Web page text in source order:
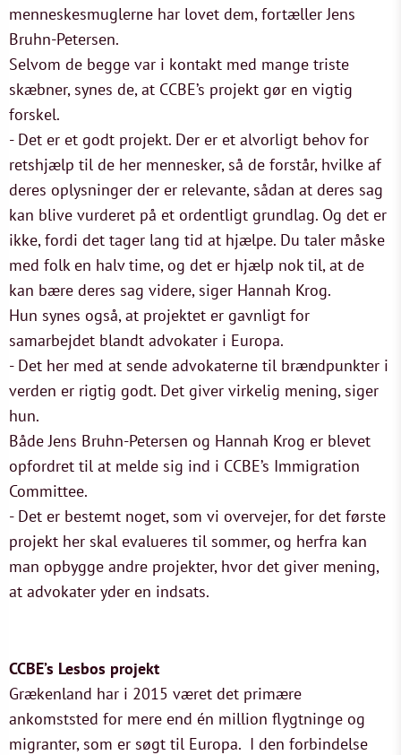
menneskesmuglerne har lovet dem, fortæller Jens
Bruhn-Petersen.
Selvom de begge var i kontakt med mange triste
skæbner, synes de, at CCBE’s projekt gør en vigtig
forskel.
- Det er et godt projekt. Der er et alvorligt behov for
retshjælp til de her mennesker, så de forstår, hvilke af
deres oplysninger der er relevante, sådan at deres sag
kan blive vurderet på et ordentligt grundlag. Og det er
ikke, fordi det tager lang tid at hjælpe. Du taler måske
med folk en halv time, og det er hjælp nok til, at de
kan bære deres sag videre, siger Hannah Krog.
Hun synes også, at projektet er gavnligt for
samarbejdet blandt advokater i Europa.
- Det her med at sende advokaterne til brændpunkter i
verden er rigtig godt. Det giver virkelig mening, siger
hun.
Både Jens Bruhn-Petersen og Hannah Krog er blevet
opfordret til at melde sig ind i CCBE’s Immigration
Committee.
- Det er bestemt noget, som vi overvejer, for det første
projekt her skal evalueres til sommer, og herfra kan
man opbygge andre projekter, hvor det giver mening,
at advokater yder en indsats.
CCBE’s Lesbos projekt
Grækenland har i 2015 været det primære
ankomststed for mere end én million flygtninge og
migranter, som er søgt til Europa. I den forbindelse